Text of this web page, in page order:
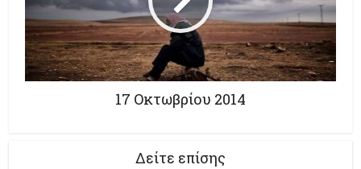
17 Οκτωβρίου 2014
Δείτε επίσης